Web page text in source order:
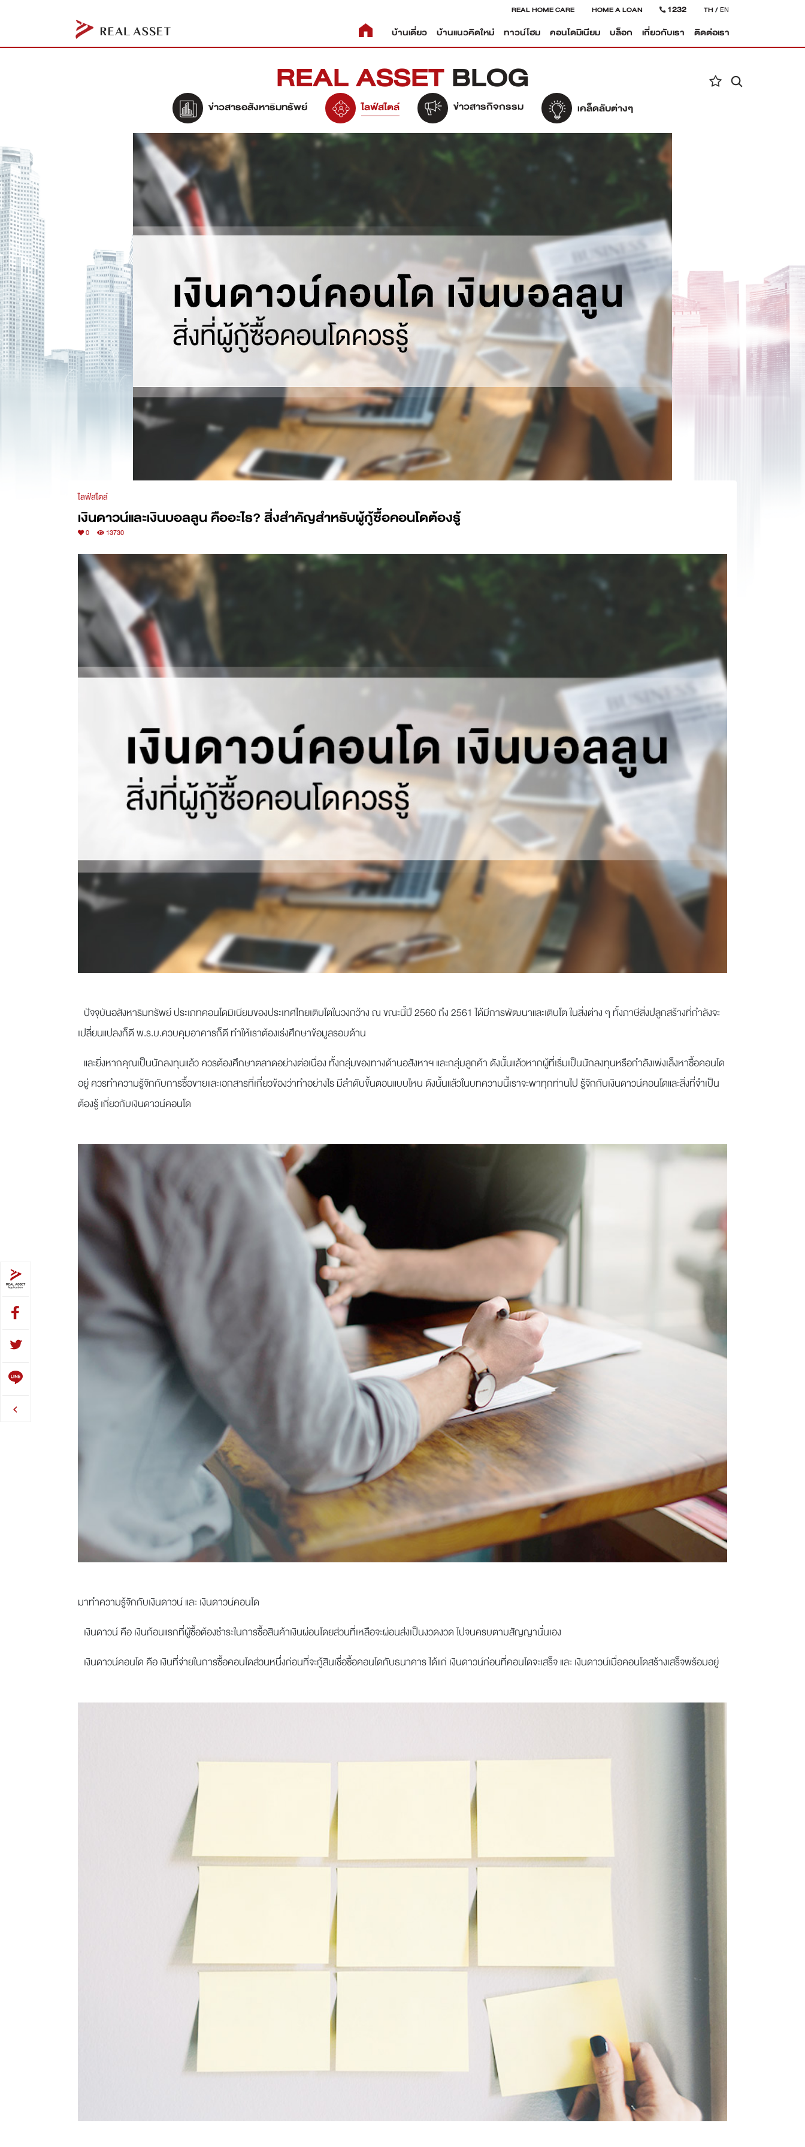
REAL HOME CARE HOME A LOAN 1232 TH/EN
บ้านเดี่ยว บ้านแนวคิดใหม่ ทาวน์โฮม คอนโดมิเนียม บล็อก เกี่ยวกับเรา ติดต่อเรา
REAL ASSETBLOG
ข่าวสารอสังหาริมทรัพย์ ไลฟ์สไตล์ ข่าวสารกิจกรรม เคล็ดลับต่างๆ
ไลฟ์สไตล์
เงินดาวน์และเงินบอลลูน คืออะไร? สิ่งสำคัญสำหรับผู้กู้ซื้อคอนโดต้องรู้
0 13730
ปัจจุบันอสังหาริมทรัพย์ ประเภทคอนโดมิเนียมของประเทศไทยเติบโตในวงกว้าง ณ ขณะนี้ปี 2560 ถึง 2561 ได้มีการพัฒนาและเติบโต ในสิ่งต่าง ๆ ทั้งภาษีสิ่งปลูกสร้างที่กำลังจะ
เปลี่ยนแปลงก็ดี พ.ร.บ.ควบคุมอาคารก็ดี ทำให้เราต้องเร่งศึกษาข้อมูลรอบด้าน
และยิ่งหากคุณเป็นนักลงทุนแล้ว ควรต้องศึกษาตลาดอย่างต่อเนื่อง ทั้งกลุ่มของทางด้านอสังหาฯ และกลุ่มลูกค้า ดังนั้นแล้วหากผู้ที่เริ่มเป็นนักลงทุนหรือกำลังเพ่งเล็งหาซื้อคอนโด
อยู่ ควรทำความรู้จักกับการซื้อขายและเอกสารที่เกี่ยวข้องว่าทำอย่างไร มีลำดับขั้นตอนแบบไหน ดังนั้นแล้วในบทความนี้เราจะพาทุกท่านไป รู้จักกับเงินดาวน์คอนโดและสิ่งที่จำเป็น
ต้องรู้ เกี่ยวกับเงินดาวน์คอนโด
มาทำความรู้จักกับเงินดาวน์ และ เงินดาวน์คอนโด
เงินดาวน์คือ เงินก้อนแรกที่ผู้ซื้อต้องชำระในการซื้อสินค้าเงินผ่อนโดยส่วนที่เหลือจะผ่อนส่งเป็นงวดงวด ไปจนครบตามสัญญานั่นเอง
เงินดาวน์คอนโด คือ เงินที่จ่ายในการซื้อคอนโดส่วนหนึ่งก่อนที่จะกู้สินเชื่อซื้อคอนโดกับธนาคาร ได้แก่ เงินดาวน์ก่อนที่คอนโดจะเสร็จ และ เงินดาวน์เมื่อคอนโดสร้างเสร็จพร้อมอยู่